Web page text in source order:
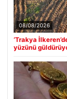
08/08/2026
‘Trakya
yüzünü